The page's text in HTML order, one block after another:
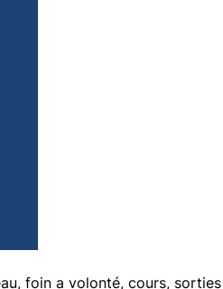
foin a volonté, cours,